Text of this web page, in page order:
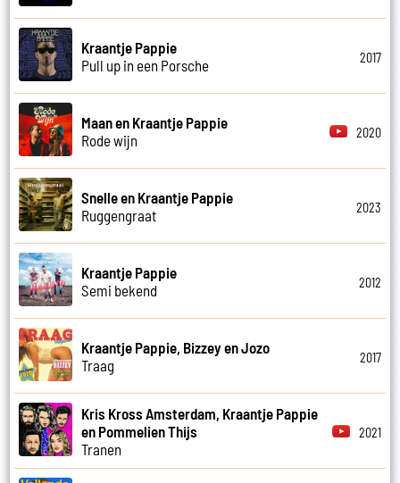
Kraantje Pappie
Pull up in een Porsche
2017
Maan en Kraantje Pappie
Rode wijn
2020
Snelle en Kraantje Pappie
Ruggengraat
2023
Kraantje Pappie
Semi bekend
2012
Kraantje Pappie, Bizzey en Jozo
Traag
2017
Kris Kross Amsterdam, Kraantje Pappie
en Pommelien Thijs
Tranen
2021